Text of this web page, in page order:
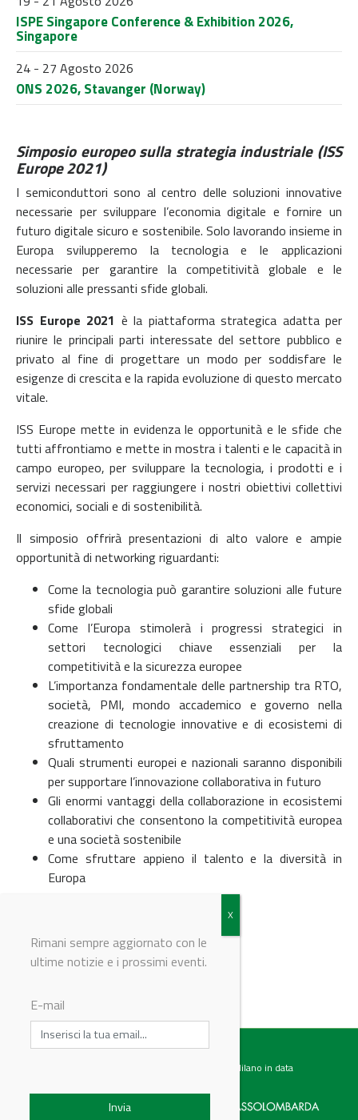
ISPE Singapore Conference & Exhibition 2026,
Singapore
24 - 27 Agosto 2026
ONS 2026, Stavanger (Norway)
Simposio europeo sulla strategia industriale (ISS
Europe 2021)
I semiconduttori sono al centro delle soluzioni innovative
necessarie per sviluppare l’economia digitale e fornire un
futuro digitale sicuro e sostenibile. Solo lavorando insieme in
Europa svilupperemo la tecnologia e le applicazioni
necessarie per garantire la competitività globale e le
soluzioni alle pressanti sfide globali.
ISS Europe 2021 è la piattaforma strategica adatta per
riunire le principali parti interessate del settore pubblico e
privato al fine di progettare un modo per soddisfare le
esigenze di crescita e la rapida evoluzione di questo mercato
vitale.
ISS Europe mette in evidenza le opportunità e le sfide che
tutti affrontiamo e mette in mostra i talenti e le capacità in
campo europeo, per sviluppare la tecnologia, i prodotti e i
servizi necessari per raggiungere i nostri obiettivi collettivi
economici, sociali e di sostenibilità.
Il simposio offrirà presentazioni di alto valore e ampie
opportunità di networking riguardanti:
Come la tecnologia può garantire soluzioni alle future
sfide globali
Come l’Europa stimolerà i progressi strategici in
settori tecnologici chiave essenziali per la
competitività e la sicurezza europee
L’importanza fondamentale delle partnership tra RTO,
società, PMI, mondo accademico e governo nella
creazione di tecnologie innovative e di ecosistemi di
sfruttamento
Quali strumenti europei e nazionali saranno disponibili
per supportare l’innovazione collaborativa in futuro
Gli enormi vantaggi della collaborazione in ecosistemi
collaborativi che consentono la competitività europea
e una società sostenibile
Come sfruttare appieno il talento e la diversità in
Europa
© Riproduzione riservata
Testata giornalistica registrata presso il Tribunale di Milano in data
Rimani sempre aggiornato con le
ultime notizie e i prossimi eventi.
E-mail